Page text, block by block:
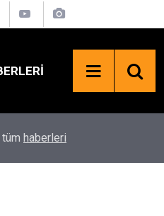
Dikkat Çeken Değişim:
tüm haberleri